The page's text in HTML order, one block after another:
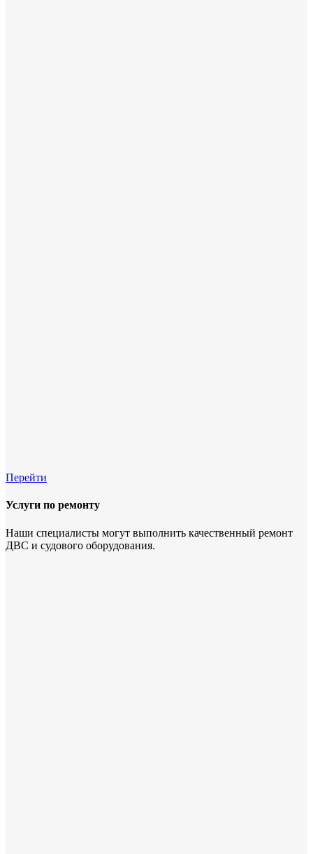
Перейти
Услуги по ремонту
Наши специалисты могут выполнить качественный ремонт
ДВС и судового оборудования.